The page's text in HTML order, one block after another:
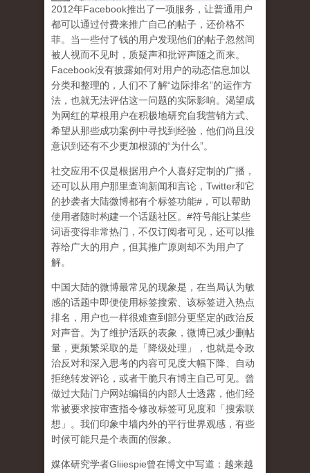
2012年Facebook推出了一项服务，让普通用户
都可以通过付费来推广自己的帖子，还价格不
菲。当一些付了钱的用户发现他们的帖子忽然间
被人视而不见时，质疑声和批评声随之而来。
Facebook没有披露如何对用户的动态信息加以
分类和整理的，人们不了解“边际排名”的运作方
法，也就无法评估这一问题的实际影响。渴望成
为网红的草根用户在积极地研究自我营销方式、
希望从那些成功案例中寻找到经验，他们尚且没
意识到 还有不少更加根源的“为什么”。
社交应用不仅是根据用户个人喜好定制的广播，
还可以从用户那里查询新闻和言论， Twitter和它
的抄袭者大陆微博都有个标签功能# ，可以帮助
使用者随时构建一个话题社区。 #符号能让某些
词语变得非常热门，不仅订阅者可见，还可以推
荐给广大的用户，但其推广原则却不为用户了
解。
中国大陆的微博最常见的现象是，在当局认为敏
感的话题中即便使用标签搜索、该标签进入热点
排名，用户也一样很难查到部分更坚定的政治反
对声音。为了维护活跃的表象，微博已减少删帖
量，更频繁采取的是「降级处理」，也就是令政
治反对和深入思考的内容可见度大幅下降、自动
拒绝转发评论，或者干脆只有博主自己可见。曾
做过大陆门户网站编辑的内部人士透露，他们经
常被要求按审查指令修改标签可见度和「搜索联
想」。 我们印象中墙内外的平行世界观感，有些
时候可能只是个表面的假象。
媒体研究学者Gliiespie曾在博文中写道：越来越